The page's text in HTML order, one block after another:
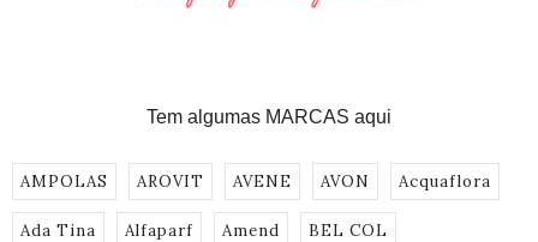
Tem algumas MARCAS aqui
AMPOLAS AROVIT AVENE AVON Acquaflora
Ada Tina Alfaparf Amend BEL COL